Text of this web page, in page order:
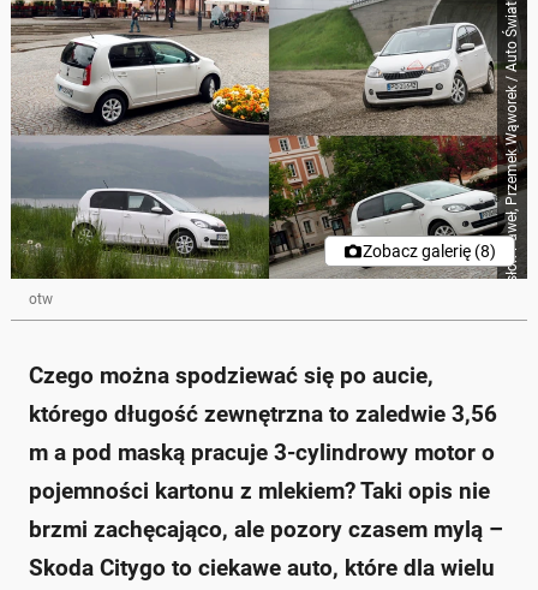
Rosłoń Paweł, Przemek Wąworek / Auto Świat
Zobacz galerię (8)
otw
Czego można spodziewać się po aucie,
którego długość zewnętrzna to zaledwie 3,56
m a pod maską pracuje 3-cylindrowy motor o
pojemności kartonu z mlekiem? Taki opis nie
brzmi zachęcająco, ale pozory czasem mylą –
Skoda Citygo to ciekawe auto, które dla wielu